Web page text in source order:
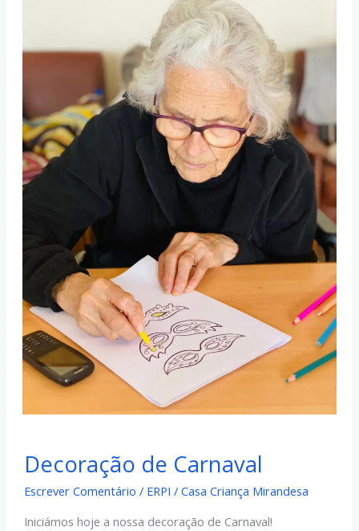
Decoração de Carnaval
Escrever Comentário / ERPI / Casa Criança Mirandesa
Iniciámos hoje a nossa decoração de Carnaval!
de
Carnaval